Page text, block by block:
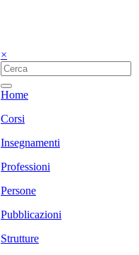
×
Home
Corsi
Insegnamenti
Professioni
Persone
Pubblicazioni
Strutture